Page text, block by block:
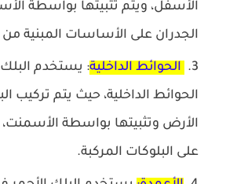
الأسفل، ويتم تثبيتها بواسطة
الجدران على الأساسات المبنية من
الحوائط الداخلية: يستخدم البلك
الحوائط الداخلية، حيث يتم تركيب
الأرض وتثبيتها بواسطة الأسمنت،
على البلوكات المركبة.